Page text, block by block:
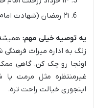
۲۱ رمضان (شهادت امام علی)
یه توصیه خیلی مهم:
زنگ به اداره میراث
اونجا رو چک کن. گاهی
غیرمنتظره مثل مرمت یا
اینجوری خیالت راحت تره.